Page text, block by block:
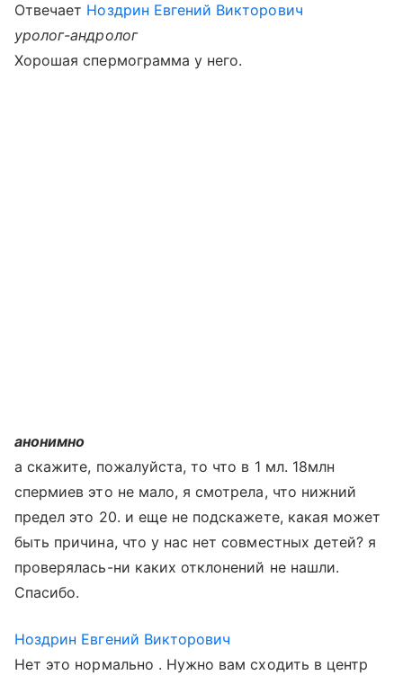
Отвечает Ноздрин Евгений Викторович
уролог-андролог
Хорошая спермограмма у него.
анонимно
а скажите, пожалуйста, то что в 1 мл. 18млн
спермиев это не мало, я смотрела, что нижний
предел это 20. и еще не подскажете, какая может
быть причина, что у нас нет совместных детей? я
проверялась-ни каких отклонений не нашли.
Спасибо.
Ноздрин Евгений Викторович
Нет это нормально . Нужно вам сходить в центр